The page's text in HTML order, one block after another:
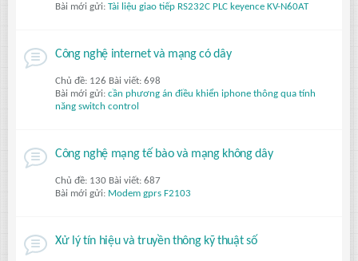
Bài mới gửi: Tài liệu giao tiếp RS232C PLC keyence KV-N60AT
Công nghệ internet và mạng có dây
Chủ đề: 126 Bài viết: 698
Bài mới gửi: cần phương án điều khiển iphone thông qua tính
năng switch control
Công nghệ mạng tế bào và mạng không dây
Chủ đề: 130 Bài viết: 687
Bài mới gửi: Modem gprs F2103
Xử lý tín hiệu và truyền thông kỹ thuật số